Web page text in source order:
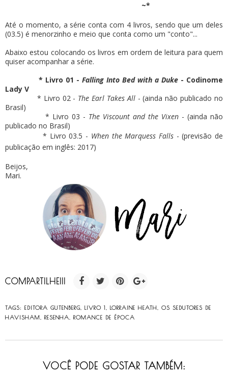
~*
Até o momento, a série conta com 4 livros, sendo que um deles
(03.5) é menorzinho e meio que conta como um "conto"...
Abaixo estou colocando os livros em ordem de leitura para quem
quiser acompanhar a série.
* Livro 01 - Falling Into Bed with a Duke- Codinome
Lady V
* Livro 02 - The Earl Takes All- (ainda não publicado no
Brasil)
* Livro 03 - The Viscount and the Vixen - (ainda não
publicado no Brasil)
* Livro 03.5 - When the Marquess Falls- (previsão de
publicação em inglês: 2017)
Beijos,
Mari.
COMPARTILHE!!!
TAGS: EDITORA GUTENBERG LIVRO 1 LORRAINE HEATH
OS SEDUTORES DE
HAVISHAM
RESENHA ROMANCE DE ÉPOCA
VOCÊ PODE GOSTAR TAMBÉM: